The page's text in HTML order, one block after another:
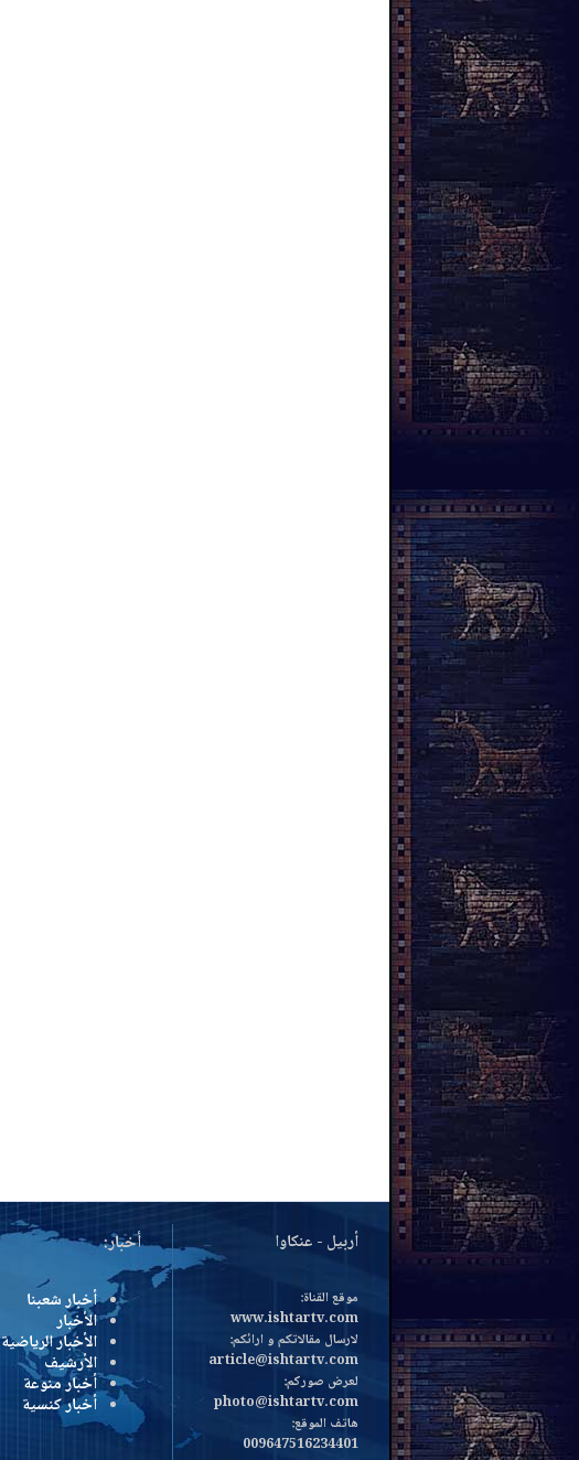
أربيل - عنكاوا
موقع القناة:
www.ishtartv.com
لارسال مقالاتكم و ارائكم:
article@ishtartv.com
لعرض صوركم:
photo@ishtartv.com
هاتف الموقع:
009647516234401
أخبار:
أخبار شعبنا
الأخبار
الأخبار الرياضية
الأرشيف
أخبار منوعة
أخبار كنسية